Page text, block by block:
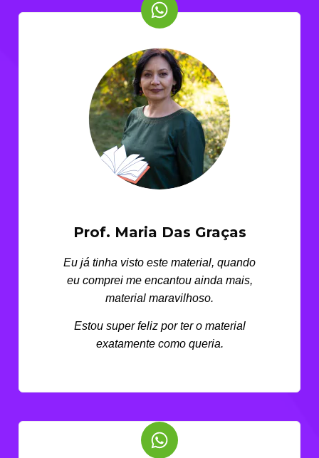
Prof. Maria Das Graças
Eu já tinha visto este material, quando
eu comprei me encantou ainda mais,
material maravilhoso.
Estou super feliz por ter o material
exatamente como queria.